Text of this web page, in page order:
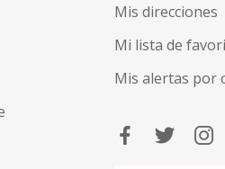
Mis direcciones
Mi lista de
Mis alertas por